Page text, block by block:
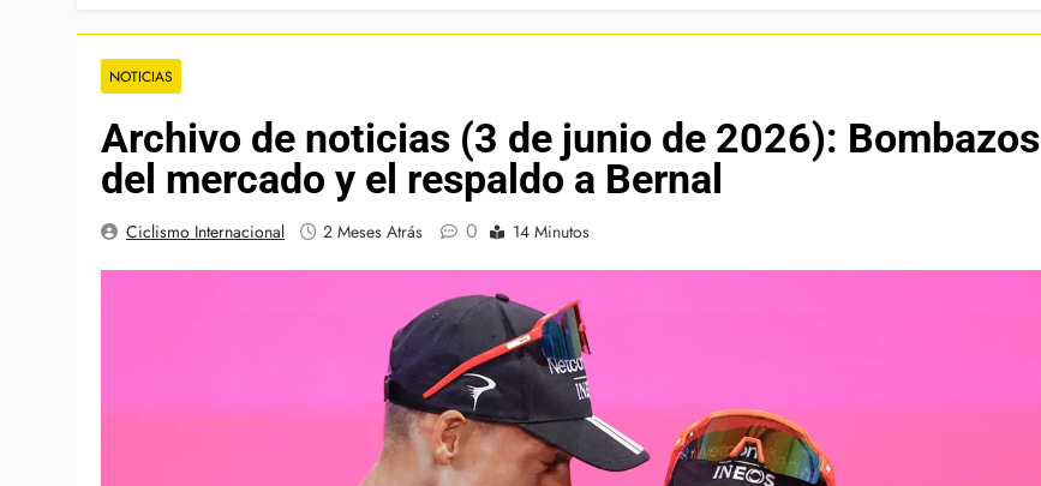
NOTICIAS
Archivo de noticias (3 de junio de 2026): Bombazos
del mercado y el respaldo a Bernal
Ciclismo Internacional 2 Meses Atrás 0 14 Minutos